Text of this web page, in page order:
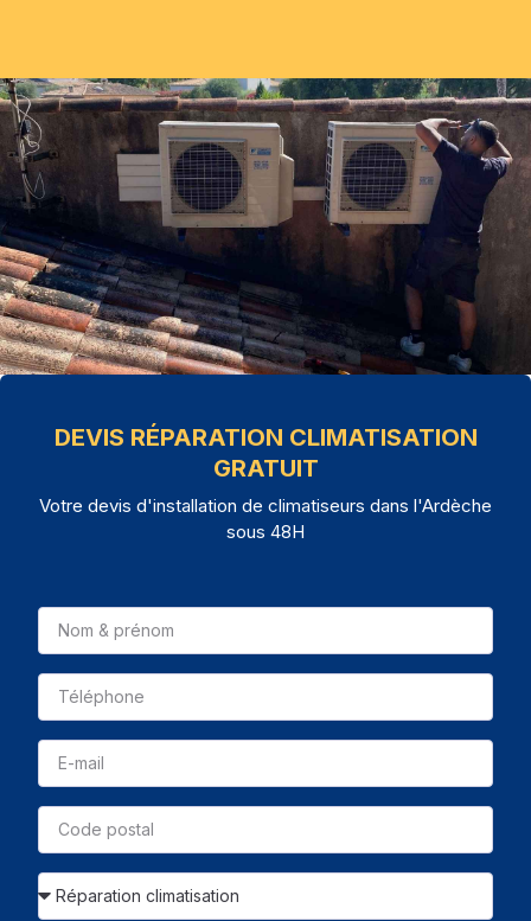
DEVIS RÉPARATION CLIMATISATION
GRATUIT
Votre devis d'installation de climatiseurs dans l'Ardèche
sous 48H